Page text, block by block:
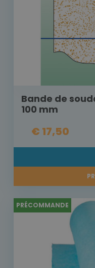
Bande de
100 mm
€ 17,50
PRÉCOMMANDE